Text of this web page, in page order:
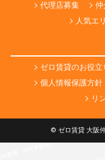
代理店募集
仲
人気エ
ゼロ賃貸のお役立
個人情報保護方針
リ
© ゼロ賃貸 大阪